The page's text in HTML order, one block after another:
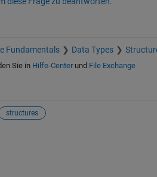
Fundamentals Data Types
Sie in Hilfe-Centerund File Exchange
structures